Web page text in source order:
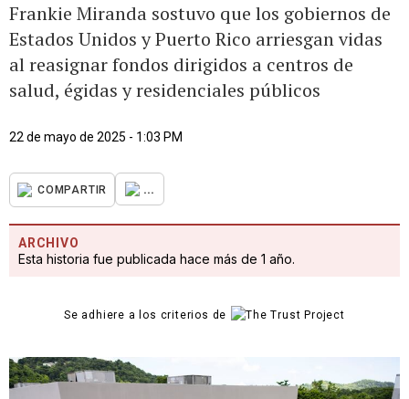
Frankie Miranda sostuvo que los gobiernos de
Estados Unidos y Puerto Rico arriesgan vidas
al reasignar fondos dirigidos a centros de
salud, égidas y residenciales públicos
22 de mayo de 2025 - 1:03 PM
COMPARTIR ...
ARCHIVO
Esta historia fue publicada hace más de 1 año.
Se adhiere a los criterios de